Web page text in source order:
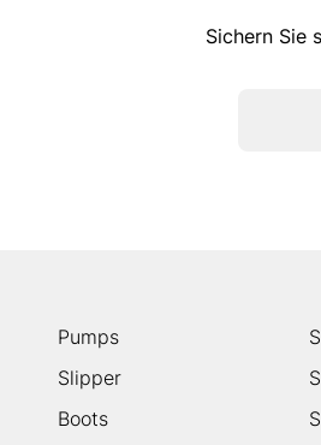
Sichern Sie
Pumps
Slipper
Boots